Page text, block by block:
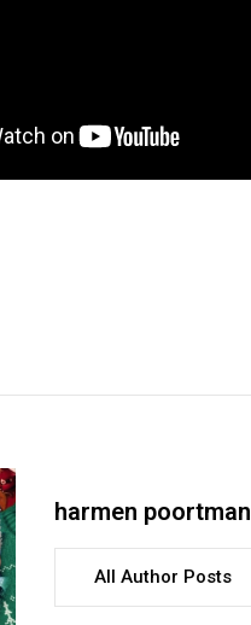
harmen poortman
All Author Posts